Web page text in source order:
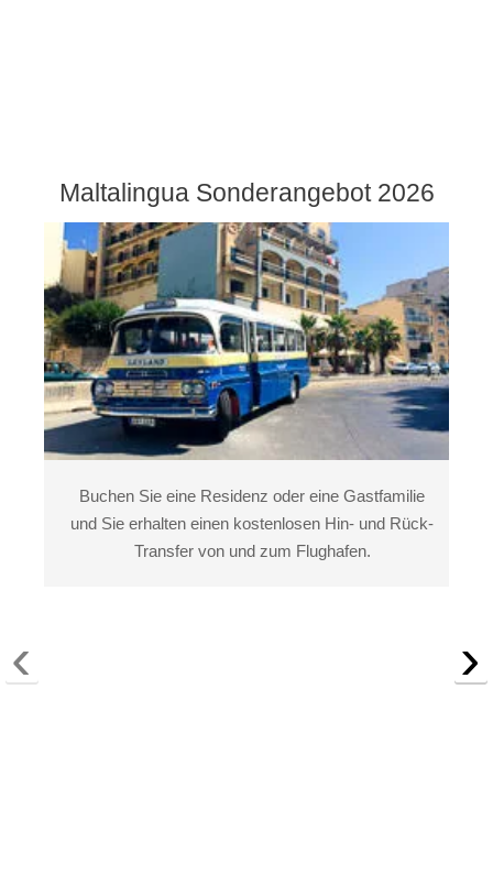
Maltalingua Sonderangebot 2026
Buchen Sie eine Residenz oder eine Gastfamilie
und Sie erhalten einen kostenlosen Hin- und Rück-
Transfer von und zum Flughafen.
‹ ›